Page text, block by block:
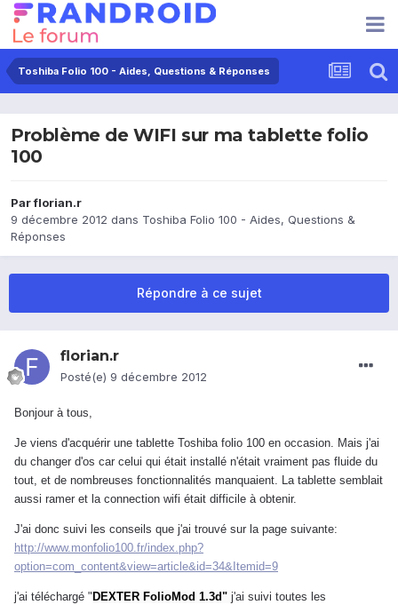
Toshiba Folio 100 - Aides, Questions & Réponses
Problème de WIFI sur ma tablette folio
100
Parflorian.r
9 décembre 2012 dans Toshiba Folio 100 - Aides, Questions &
Réponses
Répondre à ce sujet
florian.r
Posté(e) 9 décembre 2012
Bonjour à tous,
Je viens d'acquérir une tablette Toshiba folio 100 en occasion. Mais j'ai
du changer d'os car celui qui était installé n'était vraiment pas fluide du
tout, et de nombreuses fonctionnalités manquaient. La tablette semblait
aussi ramer et la connection wifi était difficile à obtenir.
J'ai donc suivi les conseils que j'ai trouvé sur la page suivante:
http://www.monfolio100.fr/index.php?
option=com_content&view=article&id=34&Itemid=9
j'ai téléchargé " DEXTER FolioMod 1.3d" j'ai suivi toutes les